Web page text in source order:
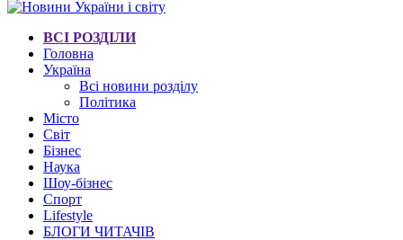
ВСІ РОЗДІЛИ
Головна
Україна
Всі новини розділу
Політика
Місто
Світ
Бізнес
Наука
Шоу-бізнес
Спорт
Lifestyle
БЛОГИ ЧИТАЧІВ